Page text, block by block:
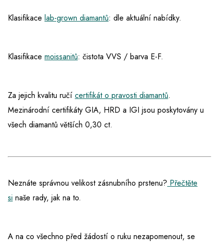
Klasifikace lab-grown diamantů: dle aktuální nabídky.
Klasifikace moissanitů: čistota VVS / barva E-F.
Za jejich kvalitu ručí certifikát o pravosti diamantů.
Mezinárodní certifikáty GIA, HRD a IGI jsou poskytovány u
všech diamantů větších 0,30 ct.
Neznáte správnou velikost zásnubního prstenu? Přečtěte
si naše rady, jak na to.
A na co všechno před žádostí o ruku nezapomenout, se